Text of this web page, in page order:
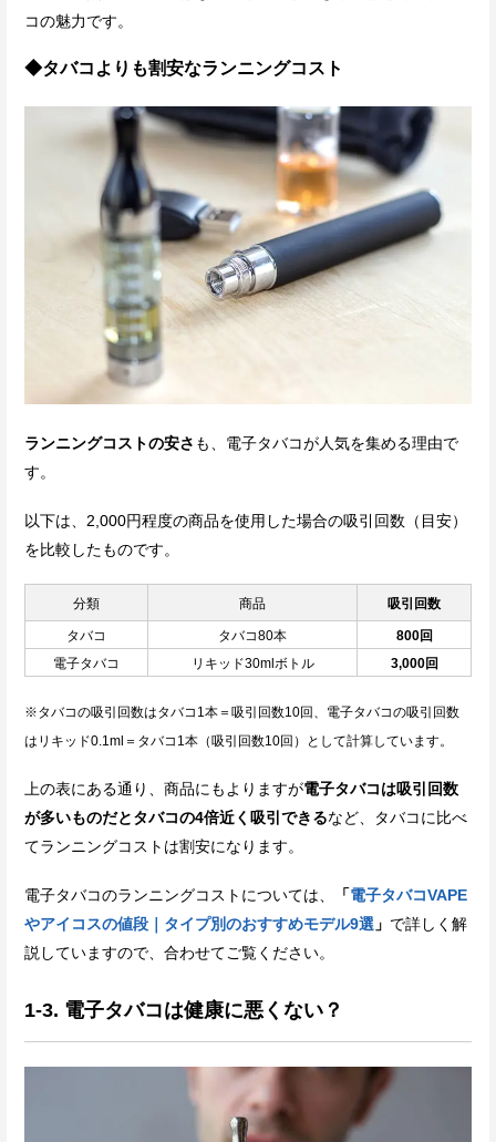
コの魅力です。
◆タバコよりも割安なランニングコスト
ランニングコストの安さ も、電子タバコが人気を集める理由で
す。
以下は、2,000円程度の商品を使用した場合の吸引回数（目安）
を比較したものです。
分類 商品 吸引回数
タバコ タバコ80本
800回
電子タバコ
リキッド30mlボトル 3,000回
※タバコの吸引回数はタバコ1本＝吸引回数10回、電子タバコの吸引回数
はリキッド0.1ml＝タバコ1本（吸引回数10回）として計算しています。
上の表にある通り、商品にもよりますが電子タバコは吸引回数
が多いものだとタバコの4倍近く吸引できるなど、タバコに比べ
てランニングコストは割安になります。
電子タバコのランニングコストについては、 「電子タバコVAPE
やアイコスの値段｜タイプ別のおすすめモデル9選 」 で詳しく解
説していますので、合わせてご覧ください。
1-3. 電子タバコは健康に悪くない？